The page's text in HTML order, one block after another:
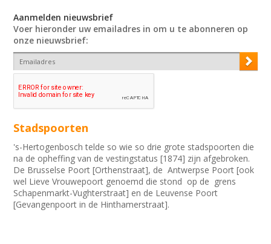
Aanmelden nieuwsbrief
Voer hieronder uw emailadres in om u te abonneren op
onze nieuwsbrief:
Stadspoorten
's-Hertogenbosch telde so wie so drie grote stadspoorten die
na de opheffing van de vestingstatus [1874] zijn afgebroken.
De Brusselse Poort [Orthenstraat], de Antwerpse Poort [ook
wel Lieve Vrouwepoort genoemd die stond op de grens
Schapenmarkt-Vughterstraat] en de Leuvense Poort
[Gevangenpoort in de Hinthamerstraat].